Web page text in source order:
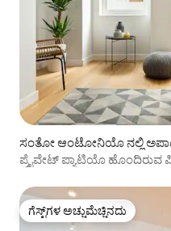
ಸಂತೋ ಆಂಟೋನಿಯೊ ನಲ್ಲಿ
ಪ್ರೈವೇಟ್ ಪ್ಯಾಟಿಯೊ
ಗೆಸ್ಟ್‌ಗಳ ಅಚ್ಚುಮೆಚ್ಚಿನದು
ಗೆಸ್ಟ್‌ಗಳ ಅಚ್ಚುಮೆಚ್ಚಿನದು